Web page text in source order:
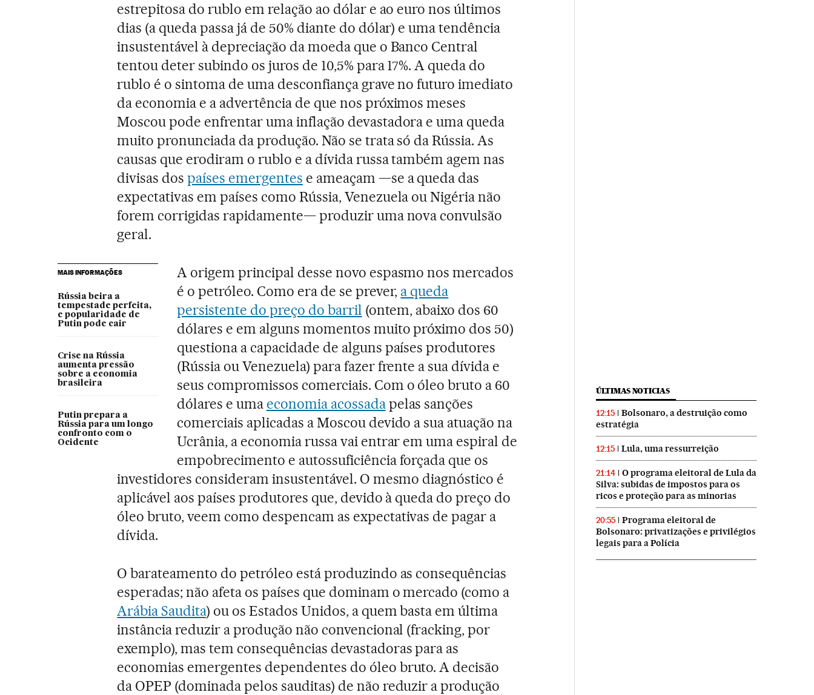
estrepitosa do rublo em relação ao dólar e ao euro nos últimos
dias (a queda passa já de 50% diante do dólar) e uma tendência
insustentável à depreciação da moeda que o Banco Central
tentou deter subindo os juros de 10,5% para 17%. A queda do
rublo é o sintoma de uma desconfiança grave no futuro imediato
da economia e a advertência de que nos próximos meses
Moscou pode enfrentar uma inflação devastadora e uma queda
muito pronunciada da produção. Não se trata só da Rússia. As
causas que erodiram o rublo e a dívida russa também agem nas
divisas dospaíses emergentes e ameaçam —se a queda das
expectativas em países como Rússia, Venezuela ou Nigéria não
forem corrigidas rapidamente— produzir uma nova convulsão
geral.
MAIS INFORMAÇÕES
Rússia beira a
tempestade perfeita,
e popularidade de
Putin pode cair
Crise na Rússia
aumenta pressão
sobre a economia
brasileira
Putin prepara a
Rússia para um longo
confronto com o
Ocidente
A origem principal desse novo espasmo nos mercados
é o petróleo. Como era de se prever, a queda
persistente do preço do barril (ontem, abaixo dos 60
dólares e em alguns momentos muito próximo dos 50)
questiona a capacidade de alguns países produtores
(Rússia ou Venezuela) para fazer frente a sua dívida e
seus compromissos comerciais. Com o óleo bruto a 60
dólares e uma economia acossadapelas sanções
comerciais aplicadas a Moscou devido a sua atuação na
Ucrânia, a economia russa vai entrar em uma espiral de
empobrecimento e autossuficiência forçada que os
investidores consideram insustentável. O mesmo diagnóstico é
aplicável aos países produtores que, devido à queda do preço do
óleo bruto, veem como despencam as expectativas de pagar a
dívida.
O barateamento do petróleo está produzindo as consequências
esperadas; não afeta os países que dominam o mercado (como a
Arábia Saudita) ou os Estados Unidos, a quem basta em última
instância reduzir a produção não convencional (fracking, por
exemplo), mas tem consequências devastadoras para as
economias emergentes dependentes do óleo bruto. A decisão
da OPEP (dominada pelos sauditas) de não reduzir a produção
ÚLTIMAS NOTICIAS
12:15
Bolsonaro, a destruição como
estratégia
12:15 Lula, uma ressurreição
21:14
O programa eleitoral de Lula da
Silva: subidas de impostos para os
ricos e proteção para as minorias
20:55
Programa eleitoral de
Bolsonaro: privatizações e privilégios
legais para a Polícia